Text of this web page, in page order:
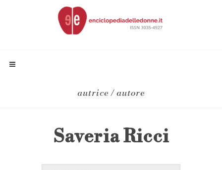
autrice / autore
Saveria Ricci